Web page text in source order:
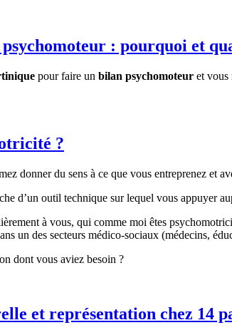
: pourquoi et
pour faire un bilan psychomoteur et vous
?
donner du sens à ce que vous entreprenez et
d’un outil technique sur lequel vous appuyer
à vous, qui comme moi êtes
un des secteurs médico-sociaux (médecins,
dont vous aviez besoin ?
et représentation chez 14